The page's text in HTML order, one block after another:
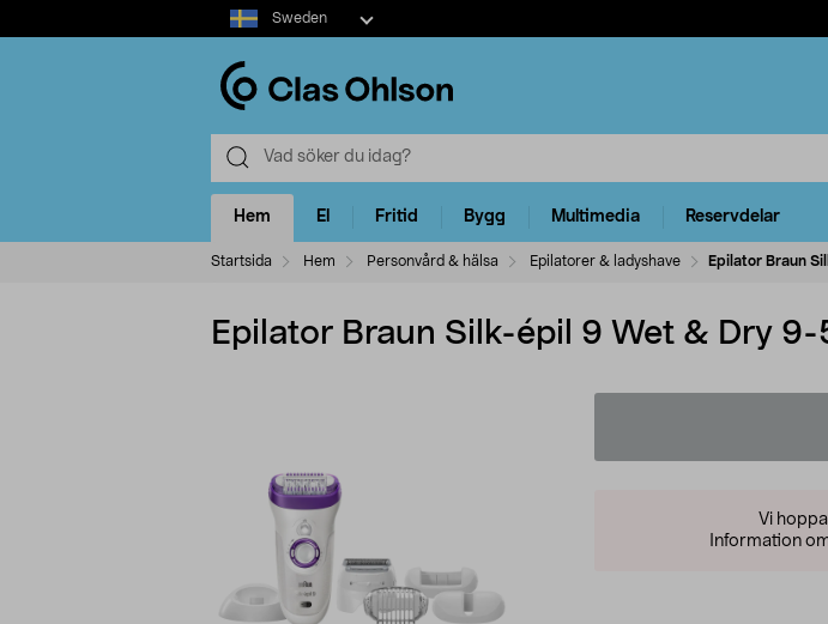
Select
market
Sweden
Hem El Fritid Bygg Multimedia Reservdelar
Startsida Hem Personvård & hälsa Epilatorer & ladyshave Epilator Braun
Epilator Braun Silk-épil 9 Wet & Dry 9-
Vi
Information